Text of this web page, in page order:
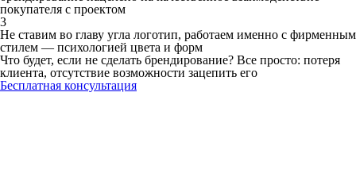
покупателя с проектом
3
Не ставим во главу угла логотип, работаем именно с фирменным
стилем — психологией цвета и форм
Что будет, если не сделать брендирование? Все просто: потеря
клиента, отсутствие возможности зацепить его
Бесплатная консультация